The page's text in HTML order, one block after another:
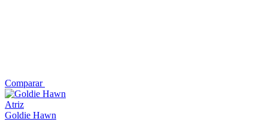
Comparar
Atriz
Goldie Hawn